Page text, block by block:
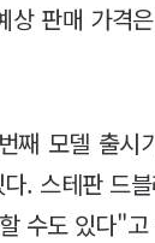
판매 가격
째 모델 출
. 스테판 드
수도 있다"